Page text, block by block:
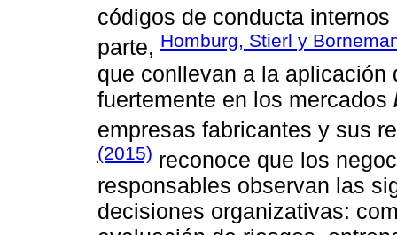
códigos de conducta
parte, Homburg, Stierl y
que conllevan a la aplicación
fuertemente en los mercados
empresas fabricantes y sus
(2015) reconoce que los
responsables observan las
decisiones organizativas: